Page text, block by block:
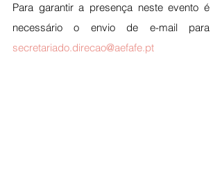
Para garantir a presença neste evento é
secretariado.direcao@aefafe.pt